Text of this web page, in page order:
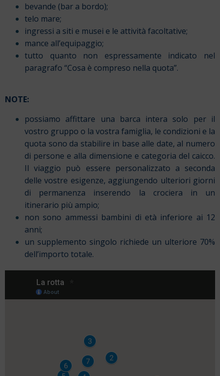
bevande (bar a bordo);
telo mare;
ingressi a siti e musei e le attività facoltative;
mance all’equipaggio;
tutto quanto non espressamente indicato nel
paragrafo “Cosa è compreso nella quota”.
NOTE:
possiamo affittare una barca intera solo per il
vostro gruppo o la vostra famiglia, le condizioni e la
quota sono da stabilire in base alle date, al numero
di persone e alla dimensione e categoria del caicco.
Il viaggio può essere personalizzato a seconda
delle vostre esigenze, aggiungendo ulteriori giorni
di permanenza inserendo la crociera in un
itinerario più ampio;
non sono ammessi bambini di età inferiore ai 12
anni;
un supplemento singolo richiede un ulteriore 70%
dell’importo totale.